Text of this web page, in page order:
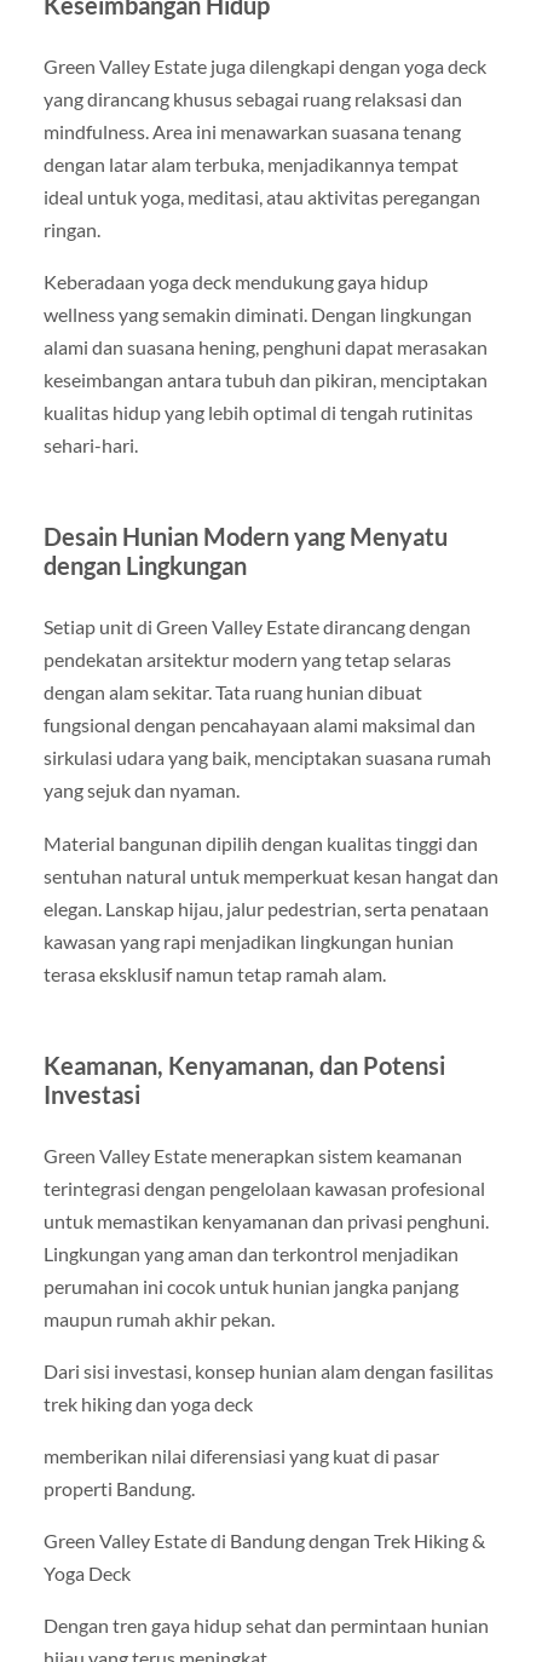
Green Valley Estate juga dilengkapi dengan yoga deck
yang dirancang khusus sebagai ruang relaksasi dan
mindfulness. Area ini menawarkan suasana tenang
dengan latar alam terbuka, menjadikannya tempat
ideal untuk yoga, meditasi, atau aktivitas peregangan
ringan.
Keberadaan yoga deck mendukung gaya hidup
wellness yang semakin diminati. Dengan lingkungan
alami dan suasana hening, penghuni dapat merasakan
keseimbangan antara tubuh dan pikiran, menciptakan
kualitas hidup yang lebih optimal di tengah rutinitas
sehari-hari.
Desain Hunian Modern yang Menyatu
dengan Lingkungan
Setiap unit di Green Valley Estate dirancang dengan
pendekatan arsitektur modern yang tetap selaras
dengan alam sekitar. Tata ruang hunian dibuat
fungsional dengan pencahayaan alami maksimal dan
sirkulasi udara yang baik, menciptakan suasana rumah
yang sejuk dan nyaman.
Material bangunan dipilih dengan kualitas tinggi dan
sentuhan natural untuk memperkuat kesan hangat dan
elegan. Lanskap hijau, jalur pedestrian, serta penataan
kawasan yang rapi menjadikan lingkungan hunian
terasa eksklusif namun tetap ramah alam.
Keamanan, Kenyamanan, dan Potensi
Investasi
Green Valley Estate menerapkan sistem keamanan
terintegrasi dengan pengelolaan kawasan profesional
untuk memastikan kenyamanan dan privasi penghuni.
Lingkungan yang aman dan terkontrol menjadikan
perumahan ini cocok untuk hunian jangka panjang
maupun rumah akhir pekan.
Dari sisi investasi, konsep hunian alam dengan fasilitas
trek hiking dan yoga deck
memberikan nilai diferensiasi yang kuat di pasar
properti Bandung.
Green Valley Estate di Bandung dengan Trek Hiking &
Yoga Deck
Dengan tren gaya hidup sehat dan permintaan hunian